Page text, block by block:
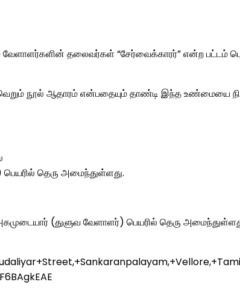
வேளாளர்களின் தலைவர்கள் “சேர்வைக்காரர்” என்ற பட்டம்
நூல் ஆதாரம் என்பதையும் தாண்டி இந்த உண்மையை
பெயரில் தெரு அமைந்துள்ளது.
(துளுவ வேளாளர்) பெயரில் தெரு